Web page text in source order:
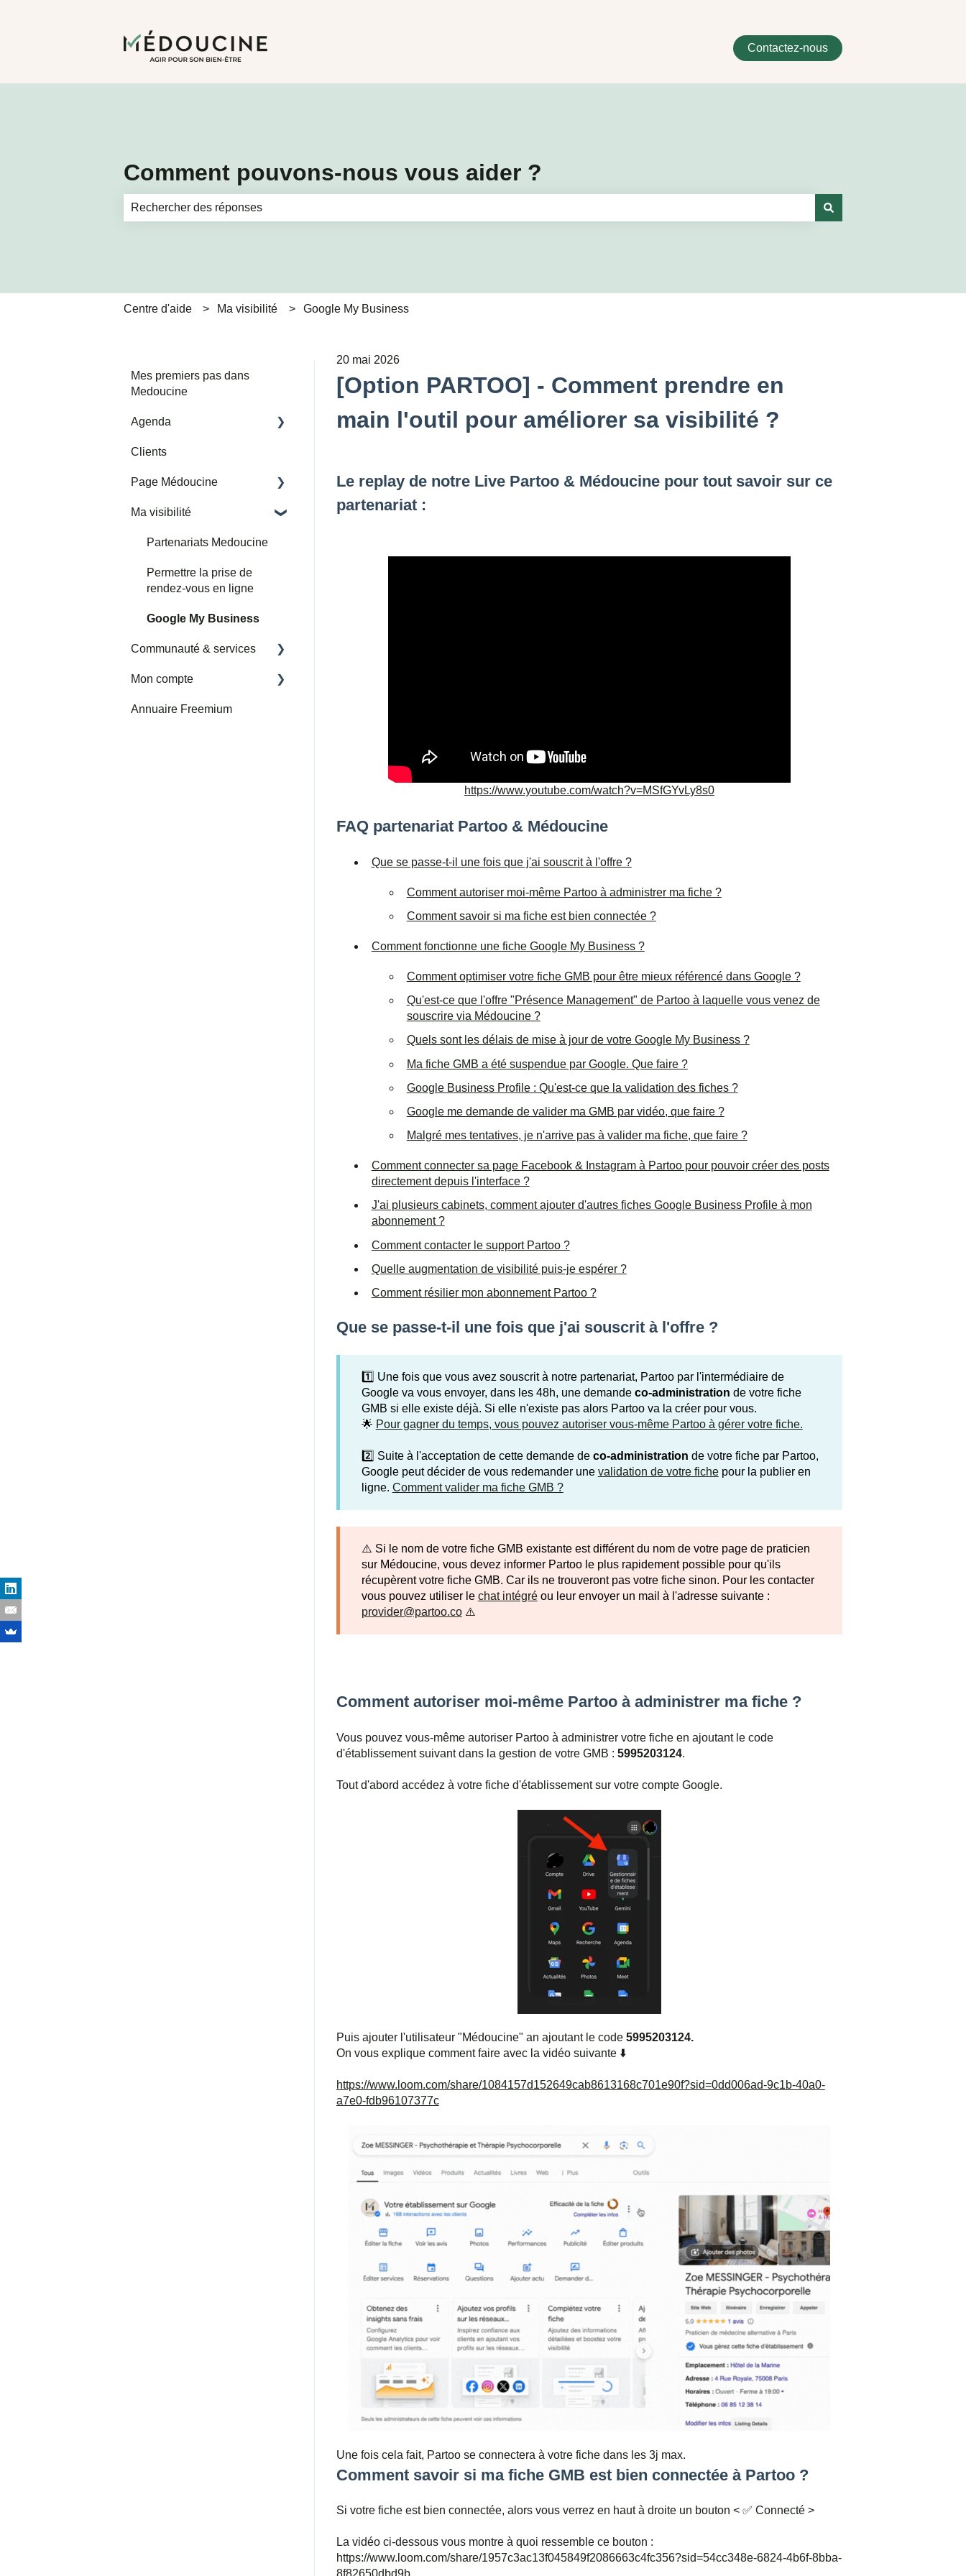
Contactez-nous
Comment pouvons-nous vous aider ?
Centre d'aide Ma visibilité Google My Business
20 mai 2026
[Option PARTOO] - Comment prendre en
main l'outil pour améliorer sa visibilité ?
Le replay de notre Live Partoo & Médoucine pour tout savoir sur ce
partenariat :
https://www.youtube.com/watch?v=MSfGYvLy8s0
FAQ partenariat Partoo & Médoucine
Que se passe-t-il une fois que j'ai souscrit à l'offre ?
Comment autoriser moi-même Partoo à administrer ma fiche ?
Comment savoir si ma fiche est bien connectée ?
Comment fonctionne une fiche Google My Business ?
Comment optimiser votre fiche GMB pour être mieux référencé dans Google ?
Qu'est-ce que l'offre "Présence Management" de Partoo à laquelle vous venez de
souscrire via Médoucine ?
Quels sont les délais de mise à jour de votre Google My Business ?
Ma fiche GMB a été suspendue par Google. Que faire ?
Google Business Profile : Qu'est-ce que la validation des fiches ?
Google me demande de valider ma GMB par vidéo, que faire ?
Malgré mes tentatives, je n'arrive pas à valider ma fiche, que faire ?
Comment connecter sa page Facebook & Instagram à Partoo pour pouvoir créer des posts
directement depuis l'interface ?
J'ai plusieurs cabinets, comment ajouter d'autres fiches Google Business Profile à mon
abonnement ?
Comment contacter le support Partoo ?
Quelle augmentation de visibilité puis-je espérer ?
Comment résilier mon abonnement Partoo ?
Que se passe-t-il une fois que j'ai souscrit à l'offre ?
1️⃣ Une fois que vous avez souscrit à notre partenariat, Partoo par l'intermédiaire de
Google va vous envoyer, dans les 48h, une demande co-administration de votre fiche
GMB si elle existe déjà. Si elle n'existe pas alors Partoo va la créer pour vous.
🌟 Pour gagner du temps, vous pouvez autoriser vous-même Partoo à gérer votre fiche.
2️⃣ Suite à l'acceptation de cette demande de co-administration de votre fiche par Partoo,
Google peut décider de vous redemander une validation de votre fichepour la publier en
ligne. Comment valider ma fiche GMB ?
⚠️ Si le nom de votre fiche GMB existante est différent du nom de votre page de praticien
sur Médoucine, vous devez informer Partoo le plus rapidement possible pour qu'ils
récupèrent votre fiche GMB. Car ils ne trouveront pas votre fiche sinon. Pour les contacter
vous pouvez utiliser le chat intégréou leur envoyer un mail à l'adresse suivante :
provider@partoo.co⚠️
Comment autoriser moi-même Partoo à administrer ma fiche ?
Vous pouvez vous-même autoriser Partoo à administrer votre fiche en ajoutant le code
d'établissement suivant dans la gestion de votre GMB : 5995203124.
Tout d'abord accédez à votre fiche d'établissement sur votre compte Google.
Puis ajouter l'utilisateur "Médoucine" an ajoutant le code 5995203124.
On vous explique comment faire avec la vidéo suivante ⬇️
https://www.loom.com/share/1084157d152649cab8613168c701e90f?sid=0dd006ad-9c1b-40a0-
a7e0-fdb96107377c
Une fois cela fait, Partoo se connectera à votre fiche dans les 3j max.
Comment savoir si ma fiche GMB est bien connectée à Partoo ?
Si votre fiche est bien connectée, alors vous verrez en haut à droite un bouton < ✅ Connecté >
La vidéo ci-dessous vous montre à quoi ressemble ce bouton :
https://www.loom.com/share/1957c3ac13f045849f2086663c4fc356?sid=54cc348e-6824-4b6f-8bba-
Mes premiers pas dans
Medoucine
Agenda
Mes horaires et adresses
tiers
Clients
Page Médoucine
Ma page
Avis
Ma visibilité
Partenariats Medoucine
Permettre la prise de
rendez-vous en ligne
Google My Business
Communauté & services
Nouvelle rubrique
Mon compte
Facturation
Annuaire Freemium